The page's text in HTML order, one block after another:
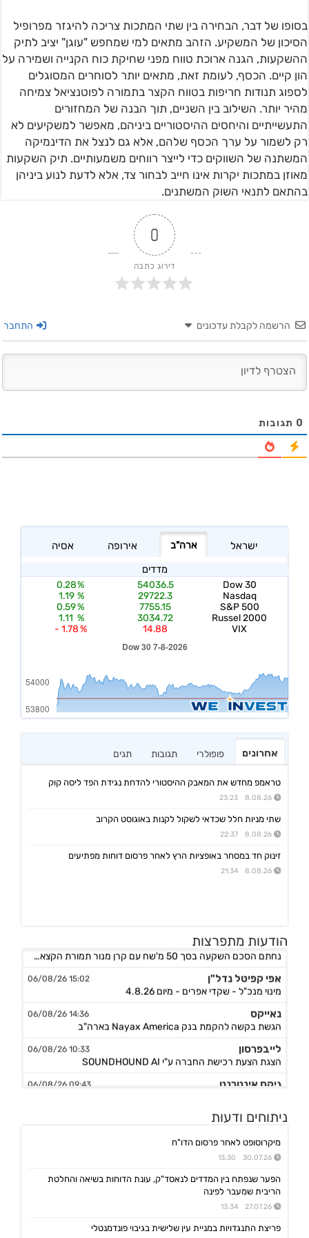
בסופו של דבר, הבחירה בין שתי המתכות צריכה להיגזר מפרופיל
הסיכון של המשקיע. הזהב מתאים למי שמחפש "עוגן" יציב לתיק
ההשקעות, הגנה ארוכת טווח מפני שחיקת כוח הקנייה ושמירה על
הון קיים. הכסף, לעומת זאת, מתאים יותר לסוחרים המסוגלים
לספוג תנודות חריפות בטווח הקצר בתמורה לפוטנציאל צמיחה
מהיר יותר. השילוב בין השניים, תוך הבנה של המחזורים
התעשייתיים והיחסים ההיסטוריים ביניהם, מאפשר למשקיעים לא
רק לשמור על ערך הכסף שלהם, אלא גם לנצל את הדינמיקה
המשתנה של השווקים כדי לייצר רווחים משמעותיים. תיק השקעות
מאוזן במתכות יקרות אינו חייב לבחור צד, אלא לדעת לנוע ביניהן
בהתאם לתנאי השוק המשתנים.
0
דירוג כתבה
הרשמה לקבלת עדכונים התחבר
0 תגובות
אחרונים פופולרי תגובות תגים
טראמפ מחדש את המאבק ההיסטורי להדחת נגידת הפד ליסה קוק
8.08.26 23:23
שתי מניות חלל שכדאי לשקול לקנות באוגוסט הקרוב
8.08.26 22:37
זינוק חד במסחר באופציות הרץ לאחר פרסום דוחות מפתיעים
8.08.26 21:34
הודעות מתפרצות
אורד
אפי קפיטל נדל"ן 15:02 06/08/26
מינוי מנכ"ל - שקדי אפרים - מיום 4.8.26
נאייקס 14:36 06/08/26
הגשת בקשה להקמת בנק Nayax America בארה"ב
לייבפרסון
הצגת הצעת רכישת החברה ע"י SOUNDHOUND AI
אפולו פאוור
ג'ין טכנולוגיות
הסכם רישיון ושירותי פיתוח עם תאגיד בנקאי בישראל,פרטים
גולף 08:40 06/08/26
מצגת שוק ההון - דוח רבעון שני 2026
ניתוחים ודעות
מיקרוסופט לאחר פרסום הדו"ח
30.07.26 13:30
הפער שנפתח בין המדדים לנאסד"ק, עונת הדוחות בשיאה והחלטת
הריבית שמעבר לפינה
27.07.26 13:34
פריצת התנגדויות במניית עין שלישית בגיבוי פונדמנטלי